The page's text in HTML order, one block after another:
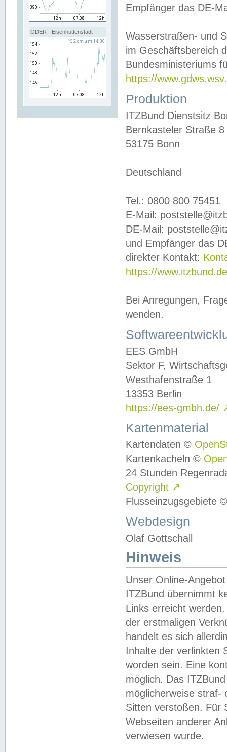
ODER - Eisenhüttenstadt
Empfänger das DE-
Wasserstraßen- und
im Geschäftsbereich
Bundesministeriums
https://
Produktion
ITZBund Dienstsitz
Bernkasteler Straße 8
53175 Bonn
Deutschland
Tel.: 0800 800 75451
E-Mail:
DE-Mail:
und Empfänger das
direkter Kontakt:
https://
Bei Anregungen,
wenden.
EES GmbH
Sektor F,
Westhafenstraße 1
13353 Berlin
https://ees-gmbh.de/
Kartenmaterial
Kartendaten ©
Kartenkacheln ©
24 Stunden
Copyright ↗
Flusseinzugsgebiete
Webdesign
Olaf Gottschall
Hinweis
Unser Online-
ITZBund übernimmt
Links erreicht
der erstmaligen
handelt es sich
Inhalte der verlinkten
worden sein. Eine
möglich. Das
möglicherweise straf-
Sitten verstoßen. Für
Webseiten anderer
verwiesen wurde.